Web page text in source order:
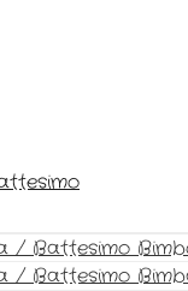
/ Battesimo
/ Battesimo